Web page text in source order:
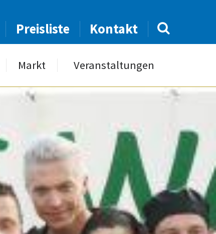
Preisliste Kontakt
Markt Veranstaltungen